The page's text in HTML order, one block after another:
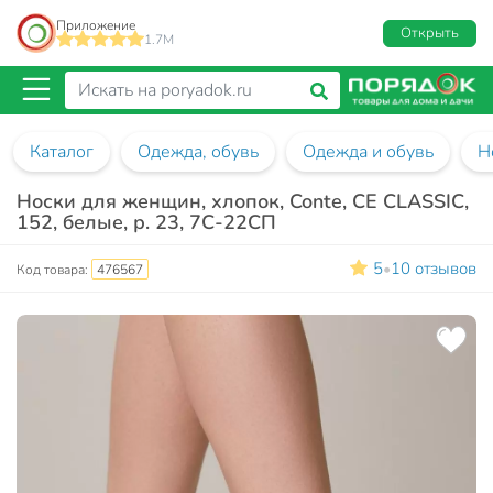
Приложение
1.7M
Открыть
Каталог Одежда, обувь Одежда и обувь
Носки для женщин, хлопок, Conte, CE CLASSIC,
152, белые, р. 23, 7С-22СП
Код товара: 476567 5•10 отзывов